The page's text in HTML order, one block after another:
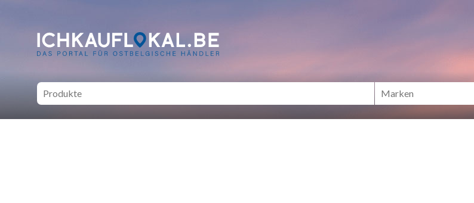
ich kauf lokal - Bei lokalen Händlern online Shoppen